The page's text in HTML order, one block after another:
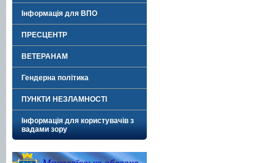
Інформація для ВПО
ПРЕСЦЕНТР
ВЕТЕРАНАМ
Гендерна політика
ПУНКТИ НЕЗЛАМНОСТІ
Інформація для користувачів з
вадами зору